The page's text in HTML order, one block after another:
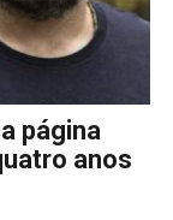
página
anos